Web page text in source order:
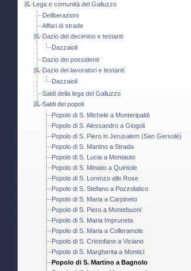
Lega e comunità del Galluzzo
Deliberazioni
Affari di strade
Dazio del decimino e testanti
Dazzaioli
Dazio dei possidenti
Dazio dei lavoratori e testanti
Dazzaioli
Saldi della lega del Galluzzo
Saldi dei popoli
Popolo di S. Michele a Monteripaldi
Popolo di S. Alessandro a Giogoli
Popolo di S. Piero in Jerusalem (San Gersolé)
Popolo di S. Martino a Strada
Popolo di S. Lucia a Montauto
Popolo di S. Miniato a Quintole
Popolo di S. Lorenzo alle Rose
Popolo di S. Stefano a Pozzolatico
Popolo di S. Maria a Carpineto
Popolo di S. Piero a Montebuoni
Popolo di S. Maria Impruneta
Popolo di S. Maria a Colleramole
Popolo di S. Cristofano a Viciano
Popolo di S. Margherita a Montici
Popolo di S. Martino a Bagnolo